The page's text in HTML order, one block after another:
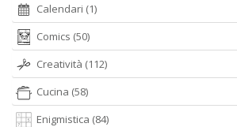
Calendari (1)
Comics (50)
Creatività (112)
Cucina (58)
Enigmistica (84)